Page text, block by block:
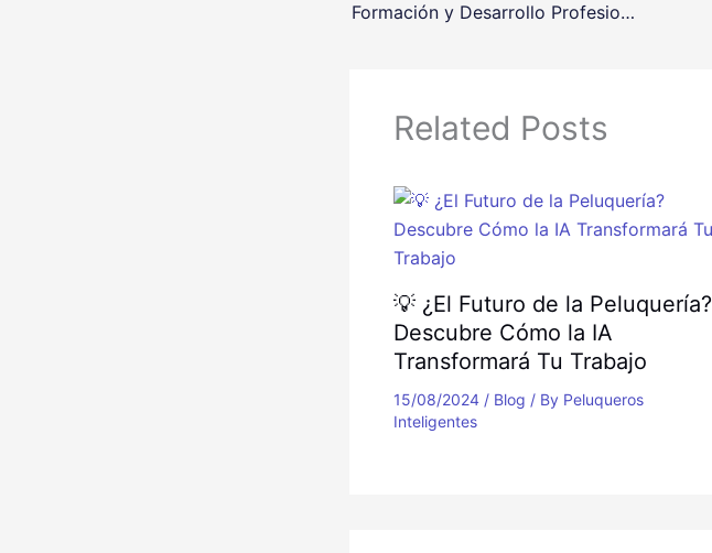
Formación y Desarrollo Profesional en Peluquería con IA
Related Posts
💡 ¿El Futuro de la Peluquería?
Descubre Cómo la IA
Transformará Tu Trabajo
15/08/2024 / Blog / By Peluqueros
Inteligentes